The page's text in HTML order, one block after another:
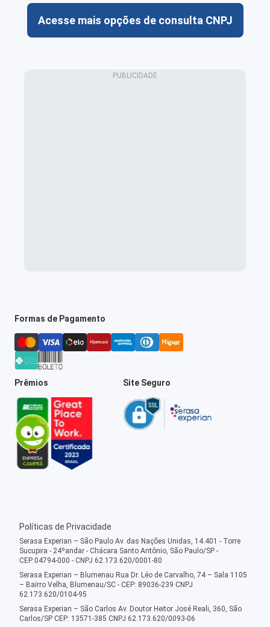
Acesse mais opções de consulta CNPJ
Formas de Pagamento
Prêmios Site Seguro
Políticas de Privacidade
Serasa Experian – São Paulo Av. das Nações Unidas, 14.401 - Torre
Sucupira - 24ºandar - Chácara Santo Antônio, São Paulo/SP -
CEP:04794-000 - CNPJ 62.173.620/0001-80
Serasa Experian – Blumenau Rua Dr. Léo de Carvalho, 74 – Sala 1105
– Bairro Velha, Blumenau/SC - CEP: 89036-239 CNPJ
62.173.620/0104-95
Serasa Experian – São Carlos Av. Doutor Heitor José Reali, 360, São
Carlos/SP CEP: 13571-385 CNPJ 62.173.620/0093-06